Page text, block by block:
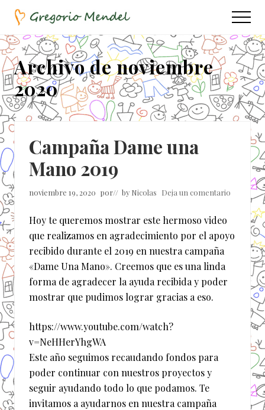
Menu
Saltar
contenido
principal
Saltar
la
barra
lateral
principal
Asociación
Civil
Menu
Archivo de noviembre
2020
Campaña Dame una
Mano 2019
noviembre 19, 2020 por// by Nicolas Deja un comentario
Hoy te queremos mostrar este hermoso video
que realizamos en agradecimiento por el apoyo
recibido durante el 2019 en nuestra campaña
«Dame Una Mano». Creemos que es una linda
forma de agradecer la ayuda recibida y poder
mostrar que pudimos lograr gracias a eso.
https://www.youtube.com/watch?
v=NeHHerYhgWA
Este año seguimos recaudando fondos para
poder continuar con nuestros proyectos y
seguir ayudando todo lo que podamos. Te
invitamos a ayudarnos en nuestra campaña